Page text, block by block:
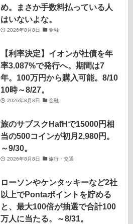
め。まさか手数料払っている人
はいないよな。
2026年8月8日 金融
【利率決定】イオンが社債を年
率3.087%で発行へ。期間は7
年。100万円から購入可能。8/10
10時～8/27。
2026年8月8日 金融
旅のサブスクHafHで15000円相
当の500コインが初月2,980円。
～9/30。
2026年8月8日 旅行・交通
ローソンやケンタッキーなど2社
以上でPontaポイントを貯める
と、最大100倍が抽選で合計100
万人に当たる。～8/31。